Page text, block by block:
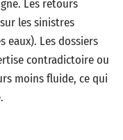
Les retours
les sinistres
eaux). Les dossiers
contradictoire ou
moins fluide, ce qui